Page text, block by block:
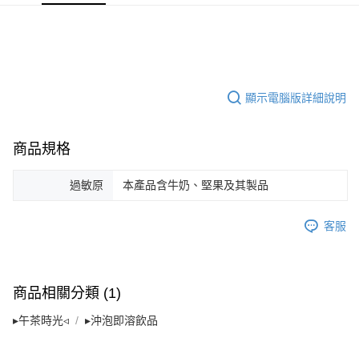
ATM／網路銀行／等多元方式進行付款，方視為交易完成。
https://netprotections.freshdesk.com/support/home
易，需依本服務之必要範圍內提供個人資料，並將交易相關給付款項請求債
２．關於個人資料處理事宜，請瀏覽以下網址：
「AFTEE先享後付」，若未經同意申辦者引起之損失，本公司不負相關責
５．嚴禁一人註冊多個帳號或使用他人資訊註冊。若發現惡意使用之情形，
顯示電腦版詳細說明
商品規格
過敏原 本產品含牛奶、堅果及其製品
客服
商品相關分類 (1)
▸午茶時光◃ ▸沖泡即溶飲品